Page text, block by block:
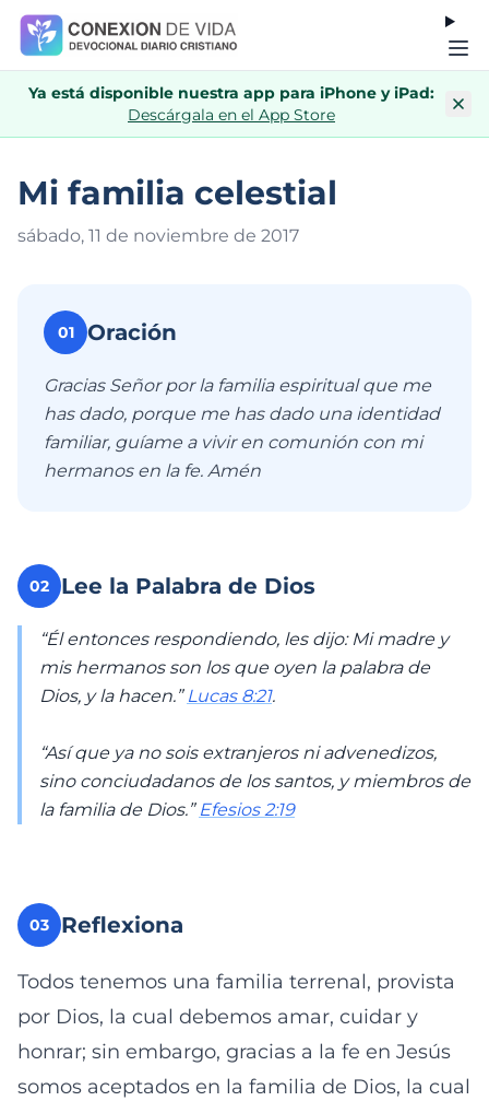
Ya está disponible nuestra app para iPhone y iPad:
Descárgala en el App Store
Mi familia celestial
sábado, 11 de noviembre de 2017
01 Oración
Gracias Señor por la familia espiritual que me
has dado, porque me has dado una identidad
familiar, guíame a vivir en comunión con mi
hermanos en la fe. Amén
02 Lee la Palabra de Dios
“Él entonces respondiendo, les dijo: Mi madre y
mis hermanos son los que oyen la palabra de
Dios, y la hacen.” Lucas 8:21.
“Así que ya no sois extranjeros ni advenedizos,
sino conciudadanos de los santos, y miembros de
la familia de Dios.” Efesios 2:19
03 Reflexiona
Todos tenemos una familia terrenal, provista
por Dios, la cual debemos amar, cuidar y
honrar; sin embargo, gracias a la fe en Jesús
somos aceptados en la familia de Dios, la cual